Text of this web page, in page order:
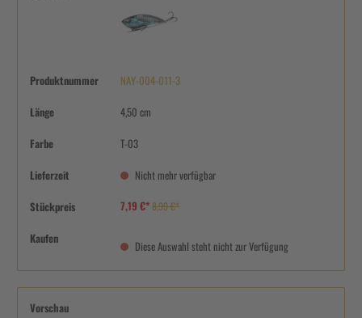
Produktnummer NAY-004-011-3
Länge 4,50 cm
Farbe T-03
Lieferzeit Nicht mehr verfügbar
Stückpreis 7,19 €*8,99 €*
Kaufen
Diese Auswahl steht nicht zur Verfügung
Vorschau